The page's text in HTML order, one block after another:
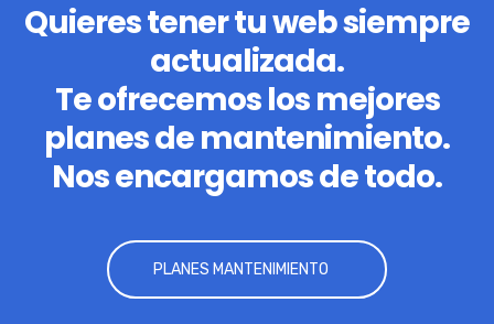
Quieres tener tu web siempre
actualizada.
Te ofrecemos los mejores
planes de mantenimiento.
Nos encargamos de todo.
PLANES MANTENIMIENTO